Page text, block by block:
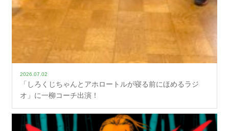
2026.07.02
「しろくじちゃんとアホロートルが寝る前にほめるラジ
オ」に一柳コーチ出演！